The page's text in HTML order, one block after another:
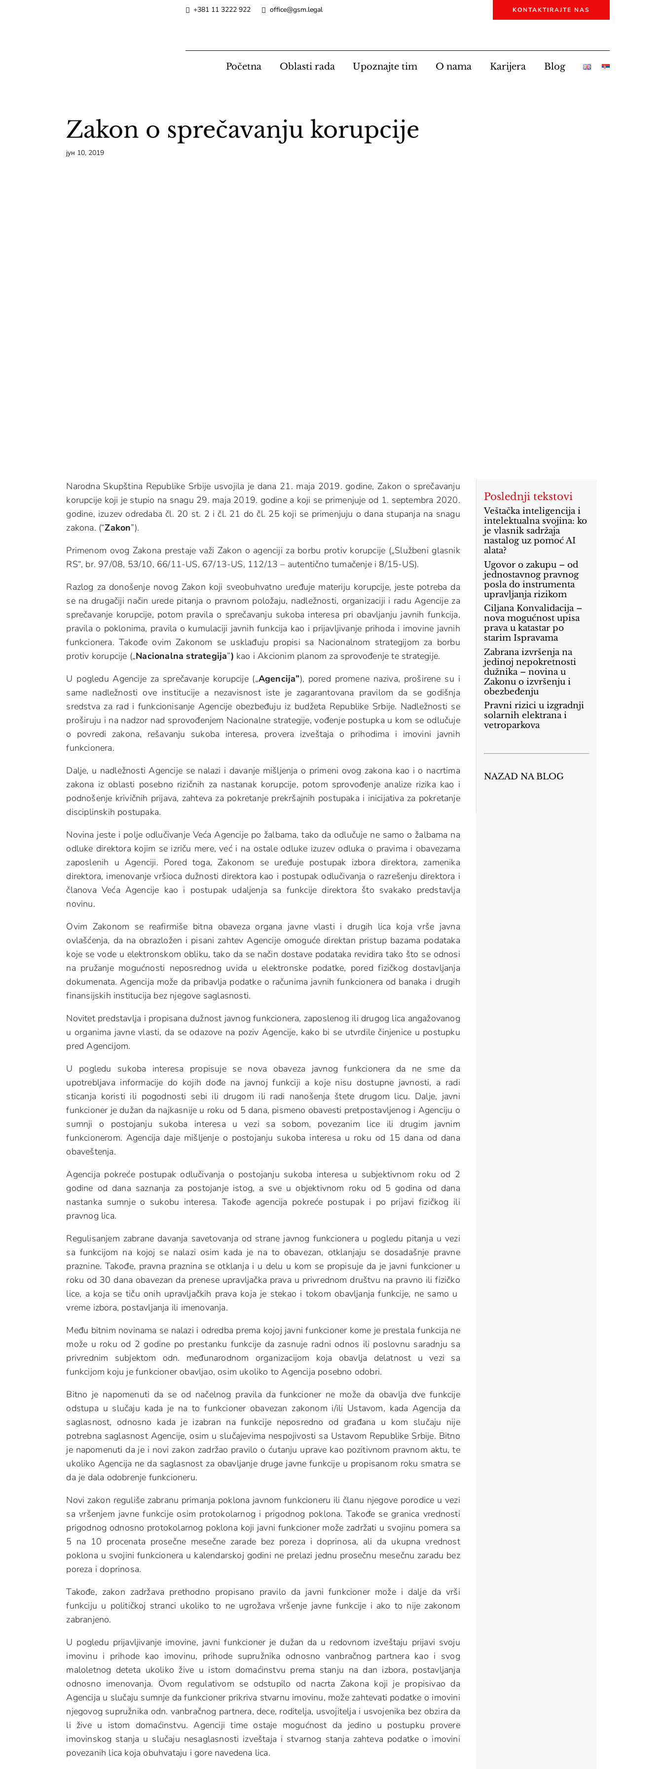
+381 11 3222 922 office@gsm.legal KONTAKTIRAJTE NAS
Početna Oblasti rada Upoznajte tim O nama Karijera Blog
Zakon o sprečavanju korupcije
јун 10, 2019
Narodna Skupština Republike Srbije usvojila je dana 21. maja 2019. godine, Zakon o sprečavanju
korupcije koji je stupio na snagu 29. maja 2019. godine a koji se primenjuje od 1. septembra 2020.
godine, izuzev odredaba čl. 20 st. 2 i čl. 21 do čl. 25 koji se primenjuju o dana stupanja na snagu
zakona. (“Zakon”).
Primenom ovog Zakona prestaje važi Zakon o agenciji za borbu protiv korupcije („Službeni glasnik
RS“, br. 97/08, 53/10, 66/11-US, 67/13-US, 112/13 – autentično tumačenje i 8/15-US).
Razlog za donošenje novog Zakon koji sveobuhvatno uređuje materiju korupcije, jeste potreba da
se na drugačiji način urede pitanja o pravnom položaju, nadležnosti, organizaciji i radu Agencije za
sprečavanje korupcije, potom pravila o sprečavanju sukoba interesa pri obavljanju javnih funkcija,
pravila o poklonima, pravila o kumulaciji javnih funkcija kao i prijavljivanje prihoda i imovine javnih
funkcionera. Takođe ovim Zakonom se usklađuju propisi sa Nacionalnom strategijom za borbu
protiv korupcije („Nacionalna strategija”) kao i Akcionim planom za sprovođenje te strategije.
U pogledu Agencije za sprečavanje korupcije („Agencija”), pored promene naziva, proširene su i
same nadležnosti ove institucije a nezavisnost iste je zagarantovana pravilom da se godišnja
sredstva za rad i funkcionisanje Agencije obezbeđuju iz budžeta Republike Srbije. Nadležnosti se
proširuju i na nadzor nad sprovođenjem Nacionalne strategije, vođenje postupka u kom se odlučuje
o povredi zakona, rešavanju sukoba interesa, provera izveštaja o prihodima i imovini javnih
funkcionera.
Dalje, u nadležnosti Agencije se nalazi i davanje mišljenja o primeni ovog zakona kao i o nacrtima
zakona iz oblasti posebno rizičnih za nastanak korupcije, potom sprovođenje analize rizika kao i
podnošenje krivičnih prijava, zahteva za pokretanje prekršajnih postupaka i inicijativa za pokretanje
disciplinskih postupaka.
Novina jeste i polje odlučivanje Veća Agencije po žalbama, tako da odlučuje ne samo o žalbama na
odluke direktora kojim se izriču mere, već i na ostale odluke izuzev odluka o pravima i obavezama
zaposlenih u Agenciji. Pored toga, Zakonom se uređuje postupak izbora direktora, zamenika
direktora, imenovanje vršioca dužnosti direktora kao i postupak odlučivanja o razrešenju direktora i
članova Veća Agencije kao i postupak udaljenja sa funkcije direktora što svakako predstavlja
novinu.
Ovim Zakonom se reafirmiše bitna obaveza organa javne vlasti i drugih lica koja vrše javna
ovlašćenja, da na obrazložen i pisani zahtev Agencije omoguće direktan pristup bazama podataka
koje se vode u elektronskom obliku, tako da se način dostave podataka revidira tako što se odnosi
na pružanje mogućnosti neposrednog uvida u elektronske podatke, pored fizičkog dostavljanja
dokumenata. Agencija može da pribavlja podatke o računima javnih funkcionera od banaka i drugih
finansijskih institucija bez njegove saglasnosti.
Novitet predstavlja i propisana dužnost javnog funkcionera, zaposlenog ili drugog lica angažovanog
u organima javne vlasti, da se odazove na poziv Agencije, kako bi se utvrdile činjenice u postupku
pred Agencijom.
U pogledu sukoba interesa propisuje se nova obaveza javnog funkcionera da ne sme da
upotrebljava informacije do kojih dođe na javnoj funkciji a koje nisu dostupne javnosti, a radi
sticanja koristi ili pogodnosti sebi ili drugom ili radi nanošenja štete drugom licu. Dalje, javni
funkcioner je dužan da najkasnije u roku od 5 dana, pismeno obavesti pretpostavljenog i Agenciju o
sumnji o postojanju sukoba interesa u vezi sa sobom, povezanim lice ili drugim javnim
funkcionerom. Agencija daje mišljenje o postojanju sukoba interesa u roku od 15 dana od dana
obaveštenja.
Agencija pokreće postupak odlučivanja o postojanju sukoba interesa u subjektivnom roku od 2
godine od dana saznanja za postojanje istog, a sve u objektivnom roku od 5 godina od dana
nastanka sumnje o sukobu interesa. Takođe agencija pokreće postupak i po prijavi fizičkog ili
pravnog lica.
Regulisanjem zabrane davanja savetovanja od strane javnog funkcionera u pogledu pitanja u vezi
sa funkcijom na kojoj se nalazi osim kada je na to obavezan, otklanjaju se dosadašnje pravne
praznine. Takođe, pravna praznina se otklanja i u delu u kom se propisuje da je javni funkcioner u
roku od 30 dana obavezan da prenese upravljačka prava u privrednom društvu na pravno ili fizičko
lice, a koja se tiču onih upravljačkih prava koja je stekao i tokom obavljanja funkcije, ne samo u
vreme izbora, postavljanja ili imenovanja.
Među bitnim novinama se nalazi i odredba prema kojoj javni funkcioner kome je prestala funkcija ne
može u roku od 2 godine po prestanku funkcije da zasnuje radni odnos ili poslovnu saradnju sa
privrednim subjektom odn. međunarodnom organizacijom koja obavlja delatnost u vezi sa
funkcijom koju je funkcioner obavljao, osim ukoliko to Agencija posebno odobri.
Bitno je napomenuti da se od načelnog pravila da funkcioner ne može da obavlja dve funkcije
odstupa u slučaju kada je na to funkcioner obavezan zakonom i/ili Ustavom, kada Agencija da
saglasnost, odnosno kada je izabran na funkcije neposredno od građana u kom slučaju nije
potrebna saglasnost Agencije, osim u slučajevima nespojivosti sa Ustavom Republike Srbije. Bitno
je napomenuti da je i novi zakon zadržao pravilo o ćutanju uprave kao pozitivnom pravnom aktu, te
ukoliko Agencija ne da saglasnost za obavljanje druge javne funkcije u propisanom roku smatra se
da je dala odobrenje funkcioneru.
Novi zakon reguliše zabranu primanja poklona javnom funkcioneru ili članu njegove porodice u vezi
sa vršenjem javne funkcije osim protokolarnog i prigodnog poklona. Takođe se granica vrednosti
prigodnog odnosno protokolarnog poklona koji javni funkcioner može zadržati u svojinu pomera sa
5 na 10 procenata prosečne mesečne zarade bez poreza i doprinosa, ali da ukupna vrednost
poklona u svojini funkcionera u kalendarskoj godini ne prelazi jednu prosečnu mesečnu zaradu bez
poreza i doprinosa.
Takođe, zakon zadržava prethodno propisano pravilo da javni funkcioner može i dalje da vrši
funkciju u političkoj stranci ukoliko to ne ugrožava vršenje javne funkcije i ako to nije zakonom
zabranjeno.
U pogledu prijavljivanje imovine, javni funkcioner je dužan da u redovnom izveštaju prijavi svoju
imovinu i prihode kao imovinu, prihode supružnika odnosno vanbračnog partnera kao i svog
maloletnog deteta ukoliko žive u istom domaćinstvu prema stanju na dan izbora, postavljanja
odnosno imenovanja. Ovom regulativom se odstupilo od nacrta Zakona koji je propisivao da
Agencija u slučaju sumnje da funkcioner prikriva stvarnu imovinu, može zahtevati podatke o imovini
njegovog supružnika odn. vanbračnog partnera, dece, roditelja, usvojitelja i usvojenika bez obzira da
li žive u istom domaćinstvu. Agenciji time ostaje mogućnost da jedino u postupku provere
imovinskog stanja u slučaju nesaglasnosti izveštaja i stvarnog stanja zahteva podatke o imovini
povezanih lica koja obuhvataju i gore navedena lica.
Poslednji tekstovi
Veštačka inteligencija i
intelektualna svojina: ko
je vlasnik sadržaja
nastalog uz pomoć AI
alata?
Ugovor o zakupu – od
jednostavnog pravnog
posla do instrumenta
upravljanja rizikom
Ciljana Konvalidacija –
nova mogućnost upisa
prava u katastar po
starim Ispravama
Zabrana izvršenja na
jedinoj nepokretnosti
dužnika – novina u
Zakonu o izvršenju i
obezbeđenju
Pravni rizici u izgradnji
solarnih elektrana i
vetroparkova
NAZAD NA BLOG